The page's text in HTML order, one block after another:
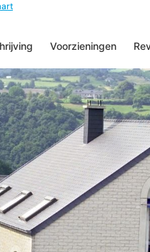
Voorzieningen